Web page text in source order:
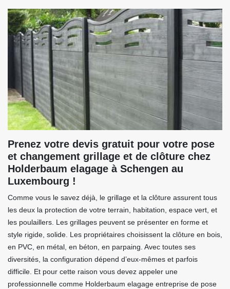
Prenez votre devis gratuit pour votre pose
et changement grillage et de clôture chez
Holderbaum elagage à Schengen au
Luxembourg !
Comme vous le savez déjà, le grillage et la clôture assurent tous
les deux la protection de votre terrain, habitation, espace vert, et
les poulaillers. Les grillages peuvent se présenter en forme et
style rigide, solide. Les propriétaires choisissent la clôture en bois,
en PVC, en métal, en béton, en parpaing. Avec toutes ses
diversités, la configuration dépend d’eux-mêmes et parfois
difficile. Et pour cette raison vous devez appeler une
professionnelle comme Holderbaum elagage entreprise de pose